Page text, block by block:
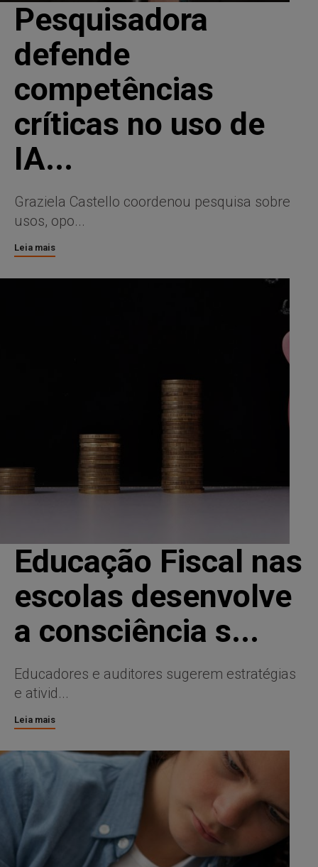
Pesquisadora
defende
competências
críticas no uso de
IA...
Graziela Castello coordenou pesquisa sobre
usos, opo...
Leia mais
Educação Fiscal nas
escolas desenvolve
a consciência s...
Educadores e auditores sugerem estratégias
e ativid...
Leia mais